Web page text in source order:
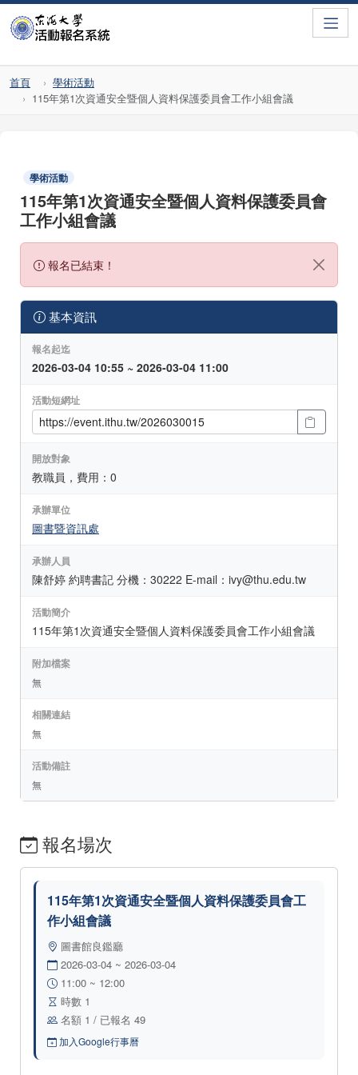
首頁
學術活動
115年第1次資通安全暨個人資料保護委員會工作小組會議
學術活動
115年第1次資通安全暨個人資料保護委員會
工作小組會議
報名已結束！
基本資訊
報名起迄
2026-03-04 10:55 ~ 2026-03-04 11:00
活動短網址
開放對象
教職員，費用：0
承辦單位
圖書暨資訊處
承辦人員
陳舒婷 約聘書記 分機：30222 E-mail：ivy@thu.edu.tw
活動簡介
115年第1次資通安全暨個人資料保護委員會工作小組會議
附加檔案
無
相關連結
無
活動備註
無
報名場次
115年第1次資通安全暨個人資料保護委員會工
作小組會議
圖書館良鑑廳
2026-03-04 ~ 2026-03-04
11:00 ~ 12:00
時數 1
名額 1 / 已報名 49
加入Google行事曆